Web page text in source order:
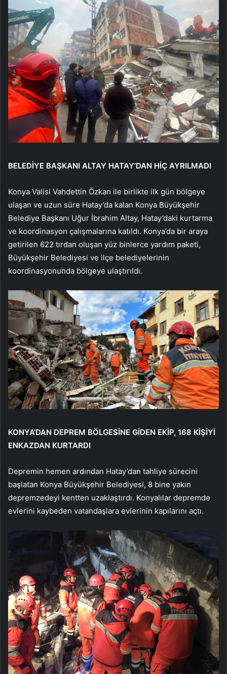
BELEDİYE BAŞKANI ALTAY HATAY’DAN HİÇ AYRILMADI
Konya Valisi Vahdettin Özkan ile birlikte ilk gün bölgeye
ulaşan ve uzun süre Hatay’da kalan Konya Büyükşehir
Belediye Başkanı Uğur İbrahim Altay, Hatay’daki kurtarma
ve koordinasyon çalışmalarına katıldı. Konya’da bir araya
getirilen 622 tırdan oluşan yüz binlerce yardım paketi,
Büyükşehir Belediyesi ve ilçe belediyelerinin
koordinasyonunda bölgeye ulaştırıldı.
KONYA’DAN DEPREM BÖLGESİNE GİDEN EKİP, 168 KİŞİYİ
ENKAZDAN KURTARDI
Depremin hemen ardından Hatay’dan tahliye sürecini
başlatan Konya Büyükşehir Belediyesi, 8 bine yakın
depremzedeyi kentten uzaklaştırdı. Konyalılar depremde
evlerini kaybeden vatandaşlara evlerinin kapılarını açtı.